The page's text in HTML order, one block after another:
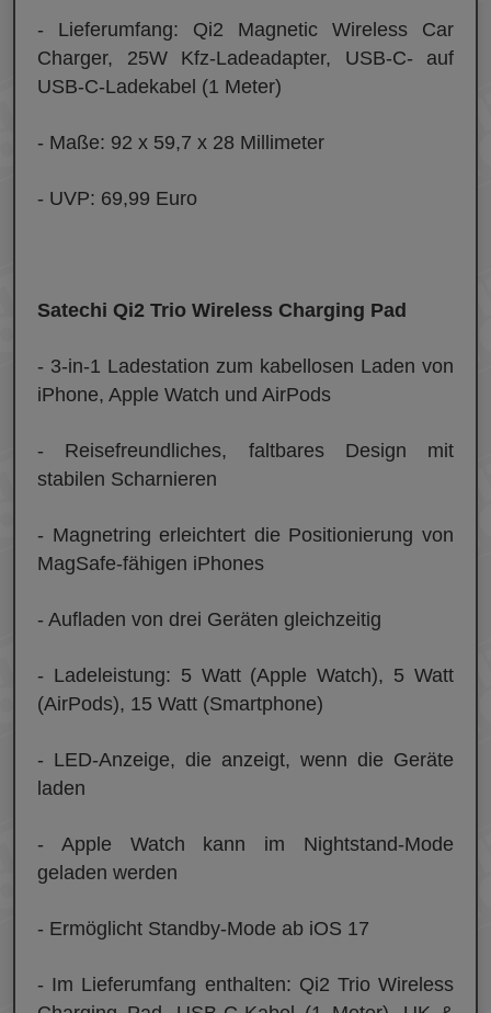
- Lieferumfang: Qi2 Magnetic Wireless Car
Charger, 25W Kfz-Ladeadapter, USB-C- auf
USB-C-Ladekabel (1 Meter)
- Maße: 92 x 59,7 x 28 Millimeter
- UVP: 69,99 Euro
Satechi Qi2 Trio Wireless Charging Pad
- 3-in-1 Ladestation zum kabellosen Laden von
iPhone, Apple Watch und AirPods
- Reisefreundliches, faltbares Design mit
stabilen Scharnieren
- Magnetring erleichtert die Positionierung von
MagSafe-fähigen iPhones
- Aufladen von drei Geräten gleichzeitig
- Ladeleistung: 5 Watt (Apple Watch), 5 Watt
(AirPods), 15 Watt (Smartphone)
- LED-Anzeige, die anzeigt, wenn die Geräte
laden
- Apple Watch kann im Nightstand-Mode
geladen werden
- Ermöglicht Standby-Mode ab iOS 17
- Im Lieferumfang enthalten: Qi2 Trio Wireless